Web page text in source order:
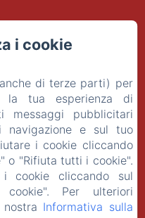
cookie
i cookie
di terze parti) per
la tua esperienza di
messaggi pubblicitari
navigazione e sul tuo
i cookie cliccando
o "Rifiuta tutti i cookie".
cookie cliccando sul
Per ulteriori
Informativa sulla